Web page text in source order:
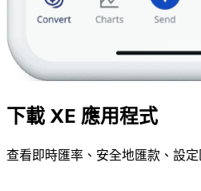
下載 XE 應用程式
查看即時匯率、安全地匯款、設